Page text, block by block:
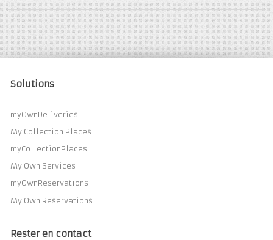
Solutions
myOwnDeliveries
My Collection Places
myCollectionPlaces
My Own Services
myOwnReservations
My Own Reservations
Rester en contact